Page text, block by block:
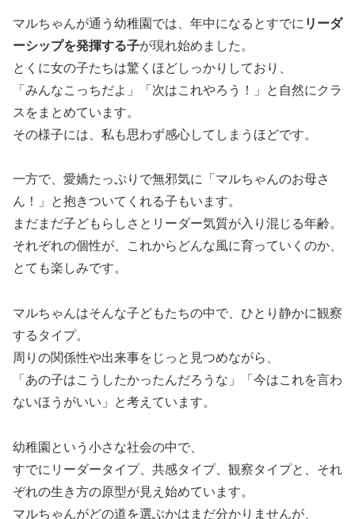
マルちゃんが通う幼稚園では、年中になるとすでに リーダ
ーシップを発揮する子が現れ始めました。
とくに女の子たちは驚くほどしっかりしており、
「みんなこっちだよ」「次はこれやろう！」と自然にクラ
スをまとめています。
その様子には、私も思わず感心してしまうほどです。
一方で、愛嬌たっぷりで無邪気に「マルちゃんのお母さ
ん！」と抱きついてくれる子もいます。
まだまだ子どもらしさとリーダー気質が入り混じる年齢。
それぞれの個性が、これからどんな風に育っていくのか、
とても楽しみです。
マルちゃんはそんな子どもたちの中で、ひとり静かに観察
するタイプ。
周りの関係性や出来事をじっと見つめながら、
「あの子はこうしたかったんだろうな」「今はこれを言わ
ないほうがいい」と考えています。
幼稚園という小さな社会の中で、
すでにリーダータイプ、共感タイプ、観察タイプと、それ
ぞれの生き方の原型が見え始めています。
マルちゃんがどの道を選ぶかはまだ分かりませんが、